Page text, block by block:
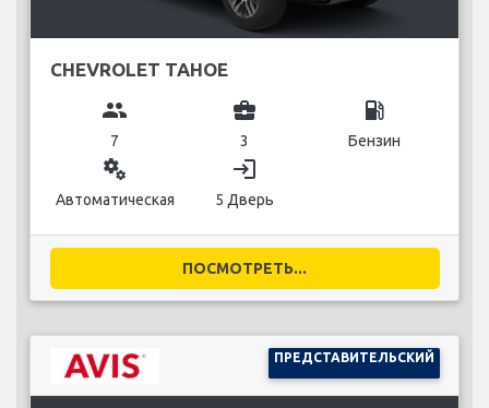
CHEVROLET TAHOE
group
7
business_center
3
local_gas_station
Бензин
miscellaneous_services
Автоматическая
login
5 Дверь
ПОСМОТРЕТЬ...
ПРЕДСТАВИТЕЛЬСКИЙ